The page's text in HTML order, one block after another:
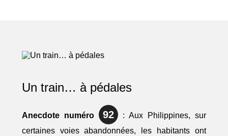
Un train… à pédales
Anecdote numéro 92 : Aux Philippines, sur
certaines voies abandonnées, les habitants ont